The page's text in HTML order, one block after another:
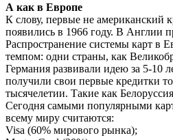
А как в Европе
К слову, первые не американский
появились в 1966 году. В Англии
Распространение системы карт в
темпом: одни страны, как
Германия развивали идею за 5-10
получили свои первые кредитки
тысячелетии. Такие как
Сегодня самыми популярными
всему миру считаются:
Visa (60% мирового рынка);